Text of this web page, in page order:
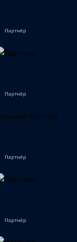
Партнёр
Партнёр
Партнёр
Партнёр